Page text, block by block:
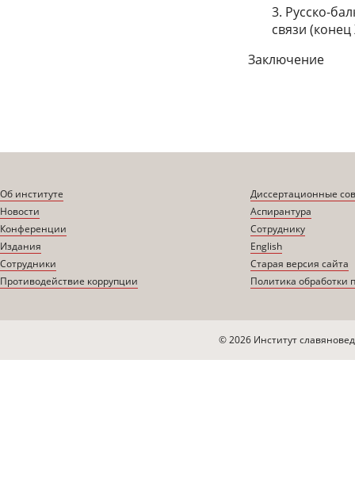
3. Русско-
связи (конец
Заключение
Об институте
Новости
Конференции
Издания
Сотрудники
Противодействие коррупции
Диссертационные
Аспирантура
Сотруднику
English
Старая версия сайта
Политика обработки
© 2026 Институт